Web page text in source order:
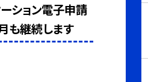
ション電子申請
も継続します